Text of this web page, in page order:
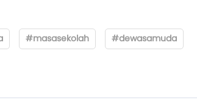
#masasekolah #dewasamuda